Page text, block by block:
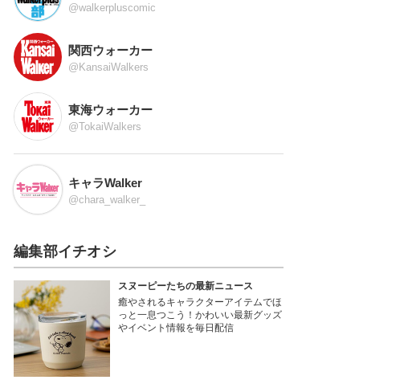
@walkerpluscomic
関西ウォーカー
@KansaiWalkers
東海ウォーカー
@TokaiWalkers
キャラWalker
@chara_walker_
編集部イチオシ
スヌーピーたちの最新ニュース
癒やされるキャラクターアイテムでほ
っと一息つこう！かわいい最新グッズ
やイベント情報を毎日配信